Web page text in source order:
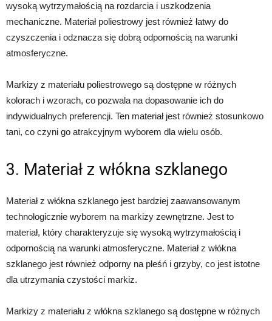
wysoką wytrzymałością na rozdarcia i uszkodzenia
mechaniczne. Materiał poliestrowy jest również łatwy do
czyszczenia i odznacza się dobrą odpornością na warunki
atmosferyczne.
Markizy z materiału poliestrowego są dostępne w różnych
kolorach i wzorach, co pozwala na dopasowanie ich do
indywidualnych preferencji. Ten materiał jest również stosunkowo
tani, co czyni go atrakcyjnym wyborem dla wielu osób.
3. Materiał z włókna szklanego
Materiał z włókna szklanego jest bardziej zaawansowanym
technologicznie wyborem na markizy zewnętrzne. Jest to
materiał, który charakteryzuje się wysoką wytrzymałością i
odpornością na warunki atmosferyczne. Materiał z włókna
szklanego jest również odporny na pleśń i grzyby, co jest istotne
dla utrzymania czystości markiz.
Markizy z materiału z włókna szklanego są dostępne w różnych